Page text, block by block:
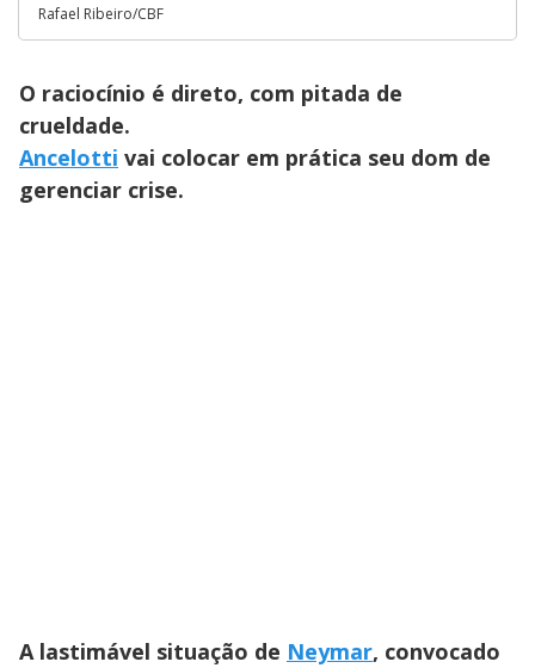
Rafael Ribeiro/CBF
O raciocínio é direto, com pitada de
crueldade.
Ancelotti vai colocar em prática seu dom de
gerenciar crise.
A lastimável situação de Neymar, convocado